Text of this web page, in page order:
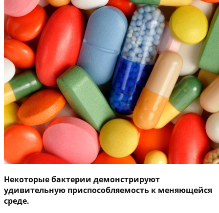
Некоторые бактерии демонстрируют
удивительную приспособляемость к меняющейся
среде.